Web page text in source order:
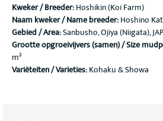
Kweker / Breeder:Hoshikin (Koi Farm)
Naam kweker / Name breeder:Hoshino
Gebied / Area:Sanbusho, Ojiya (Niigata),
Grootte opgroeivijvers (samen) / Size
m²
Variëteiten / Varieties:Kohaku & Showa